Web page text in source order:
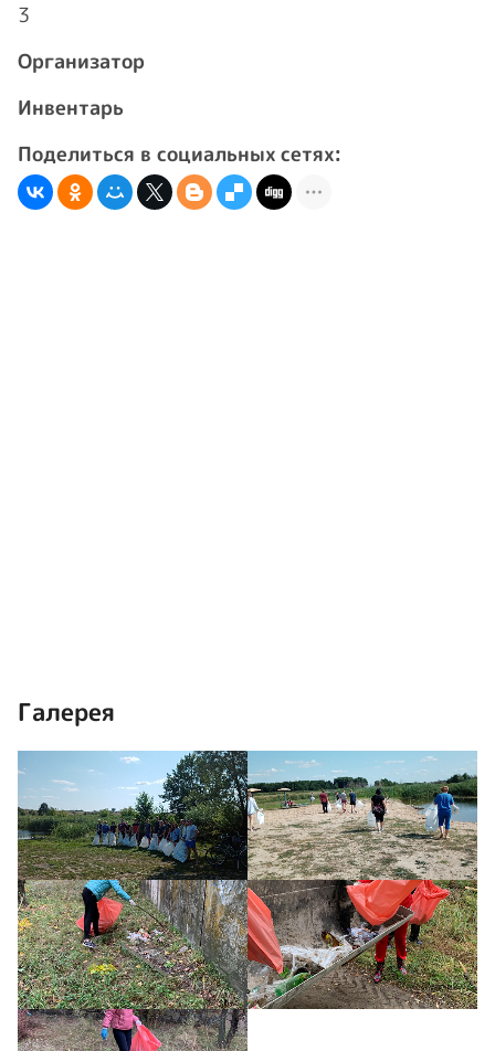
3
Организатор
Инвентарь
Поделиться в социальных сетях:
Галерея